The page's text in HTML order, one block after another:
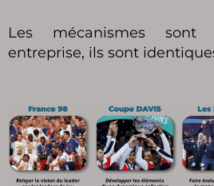
Les mécanismes sont
entreprise, ils sont